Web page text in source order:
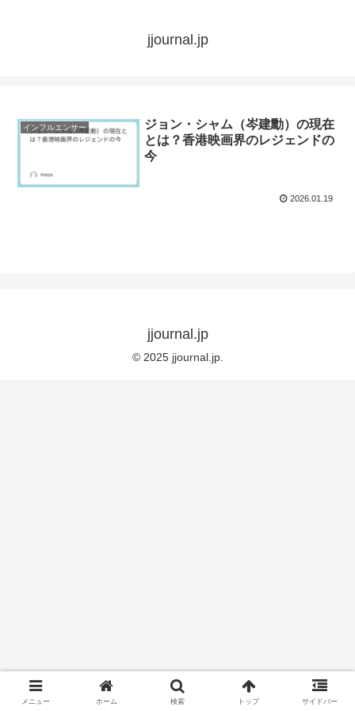
jjournal.jp
インフルエンサー
ジョン・シャム（岑建勳）の現在
とは？香港映画界のレジェンドの
今
2026.01.19
jjournal.jp
© 2025 jjournal.jp.
メニュー ホーム 検索 トップ サイドバー